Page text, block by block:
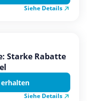
Siehe Details
Starke Rabatte
Siehe Details